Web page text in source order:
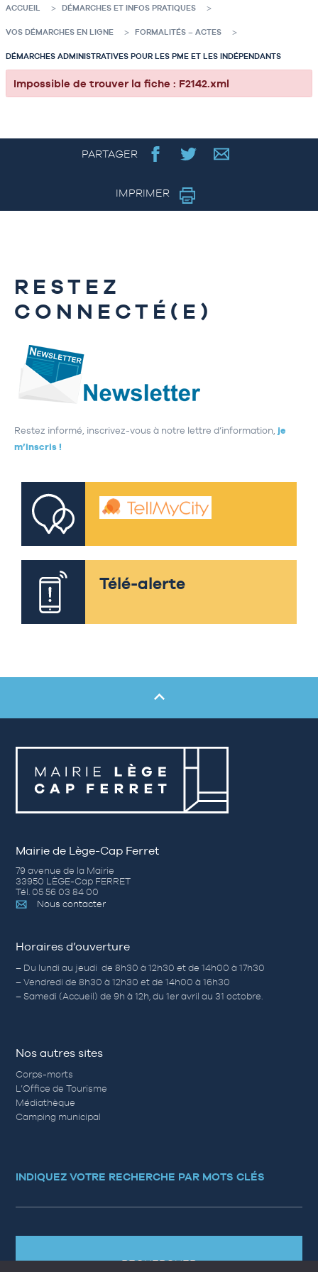
ACCUEIL DÉMARCHES ET INFOS PRATIQUES
VOS DÉMARCHES EN LIGNE FORMALITÉS – ACTES
DÉMARCHES ADMINISTRATIVES POUR LES PME ET LES INDÉPENDANTS
Impossible de trouver la fiche : F2142.xml
PARTAGER
IMPRIMER
RESTEZ
CONNECTÉ(E)
Restez informé, inscrivez-vous à notre lettre d’information, je
m’inscris !
Télé-alerte
Mairie de Lège-Cap Ferret
79 avenue de la Mairie
33950 LÈGE-Cap FERRET
Tél. 05 56 03 84 00
Nous contacter
Horaires d’ouverture
– Du lundi au jeudi de 8h30 à 12h30 et de 14h00 à 17h30
– Vendredi de 8h30 à 12h30 et de 14h00 à 16h30
– Samedi (Accueil) de 9h à 12h, du 1er avril au 31 octobre.
Nos autres sites
Corps-morts
L’Office de Tourisme
Médiathèque
Camping municipal
INDIQUEZ VOTRE RECHERCHE PAR MOTS CLÉS
RECHERCHER